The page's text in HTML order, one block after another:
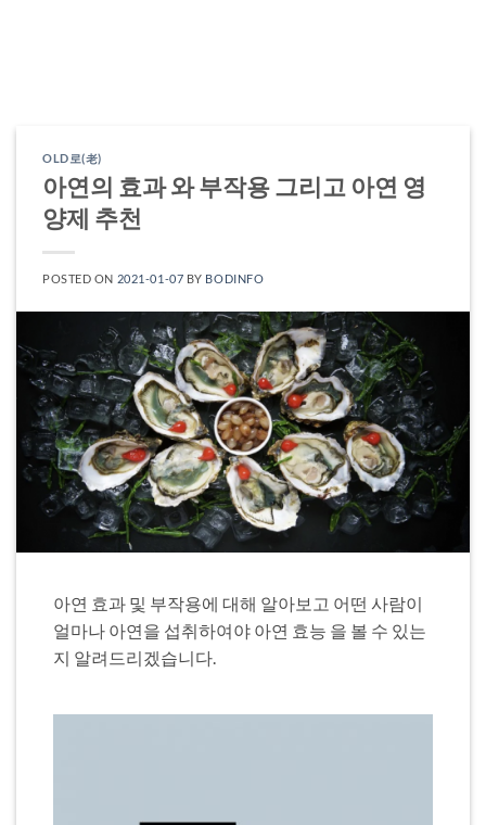
OLD로(老)
아연의 효과 와 부작용 그리고 아연 영
양제 추천
POSTED ON 2021-01-07 BY BODINFO
아연 효과 및 부작용에 대해 알아보고 어떤 사람이
얼마나 아연을 섭취하여야 아연 효능 을 볼 수 있는
지 알려드리겠습니다.